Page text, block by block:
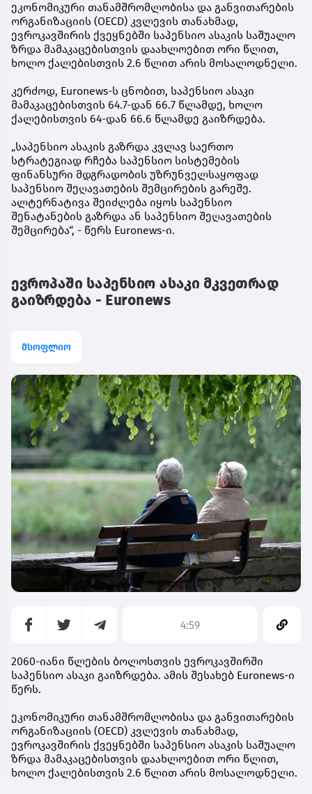
ეკონომიკური თანამშრომლობისა და განვითარების
ორგანიზაციის (OECD) კვლევის თანახმად,
ევროკავშირის ქვეყნებში საპენსიო ასაკის საშუალო
ზრდა მამაკაცებისთვის დაახლოებით ორი წლით,
ხოლო ქალებისთვის 2.6 წლით არის მოსალოდნელი.
კერძოდ, Euronews-ს ცნობით, საპენსიო ასაკი
მამაკაცებისთვის 64.7-დან 66.7 წლამდე, ხოლო
ქალებისთვის 64-დან 66.6 წლამდე გაიზრდება.
„საპენსიო ასაკის გაზრდა კვლავ საერთო
სტრატეგიად რჩება საპენსიო სისტემების
ფინანსური მდგრადობის უზრუნველსაყოფად
საპენსიო შეღავათების შემცირების გარეშე.
ალტერნატივა შეიძლება იყოს საპენსიო
შენატანების გაზრდა ან საპენსიო შეღავათების
შემცირება“, - წერს Euronews-ი.
ევროპაში საპენსიო ასაკი მკვეთრად
გაიზრდება - Euronews
მსოფლიო
4:59
2060-იანი წლების ბოლოსთვის ევროკავშირში
საპენსიო ასაკი გაიზრდება. ამის შესახებ Euronews-ი
წერს.
ეკონომიკური თანამშრომლობისა და განვითარების
ორგანიზაციის (OECD) კვლევის თანახმად,
ევროკავშირის ქვეყნებში საპენსიო ასაკის საშუალო
ზრდა მამაკაცებისთვის დაახლოებით ორი წლით,
ხოლო ქალებისთვის 2.6 წლით არის მოსალოდნელი.